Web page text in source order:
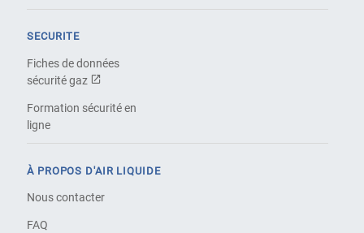
SECURITE
Fiches de données
sécurité gaz
Formation sécurité en
ligne
À PROPOS D'AIR LIQUIDE
Nous contacter
FAQ